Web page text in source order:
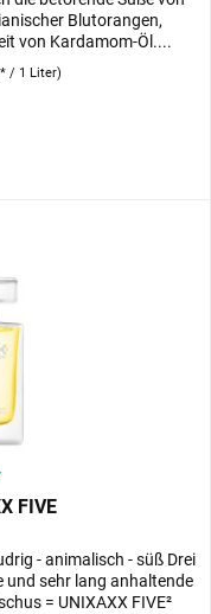
Blutorangen,
von Kardamom-Öl....
/ 1 Liter)
FIVE
- animalisch - süß Drei
und sehr lang anhaltende
= UNIXAXX FIVE²